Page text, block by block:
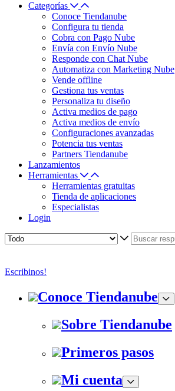
Categorías
Conoce Tiendanube
Configura tu tienda
Cobra con Pago Nube
Envía con Envío Nube
Responde con Chat Nube
Automatiza con Marketing Nube
Vende offline
Gestiona tus ventas
Personaliza tu diseño
Activa medios de pago
Activa medios de envío
Configuraciones avanzadas
Potencia tus ventas
Partners Tiendanube
Lanzamientos
Herramientas
Herramientas gratuitas
Tienda de aplicaciones
Especialistas
Login
Escribinos!
Conoce Tiendanube
Sobre Tiendanube
Primeros pasos
Mi cuenta